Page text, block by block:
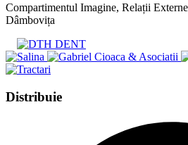
Compartimentul Imagine, Relații
Dâmbovița
DistribuieShare